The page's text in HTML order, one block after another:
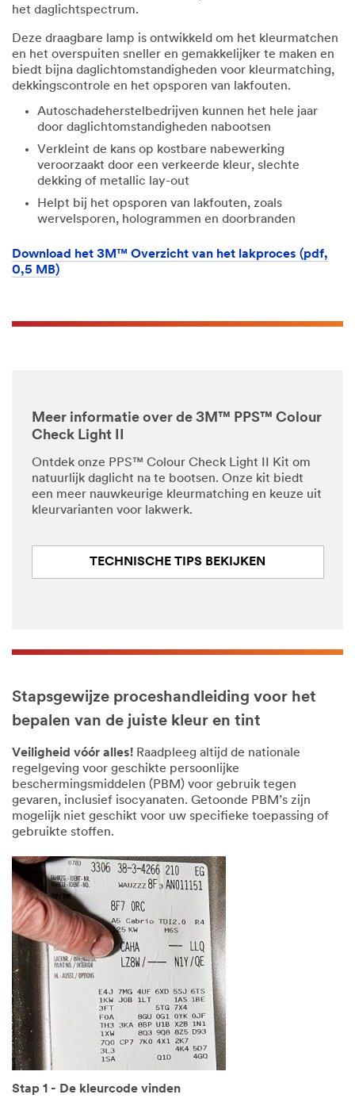
het daglichtspectrum.
Deze draagbare lamp is ontwikkeld om het kleurmatchen
en het overspuiten sneller en gemakkelijker te maken en
biedt bijna daglichtomstandigheden voor kleurmatching,
dekkingscontrole en het opsporen van lakfouten.
Autoschadeherstelbedrijven kunnen het hele jaar
door daglichtomstandigheden nabootsen
Verkleint de kans op kostbare nabewerking
veroorzaakt door een verkeerde kleur, slechte
dekking of metallic lay-out
Helpt bij het opsporen van lakfouten, zoals
wervelsporen, hologrammen en doorbranden
Download het 3M™ Overzicht van het lakproces (pdf,
0,5 MB)
Meer informatie over de 3M™ PPS™ Colour
Check Light II
Ontdek onze PPS™ Colour Check Light II Kit om
natuurlijk daglicht na te bootsen. Onze kit biedt
een meer nauwkeurige kleurmatching en keuze uit
kleurvarianten voor lakwerk.
TECHNISCHE TIPS BEKIJKEN
Stapsgewijze proceshandleiding voor het
bepalen van de juiste kleur en tint
Veiligheid vóór alles! Raadpleeg altijd de nationale
regelgeving voor geschikte persoonlijke
beschermingsmiddelen (PBM) voor gebruik tegen
gevaren, inclusief isocyanaten. Getoonde PBM’s zijn
mogelijk niet geschikt voor uw specifieke toepassing of
gebruikte stoffen.
Stap 1 - De kleurcode vinden